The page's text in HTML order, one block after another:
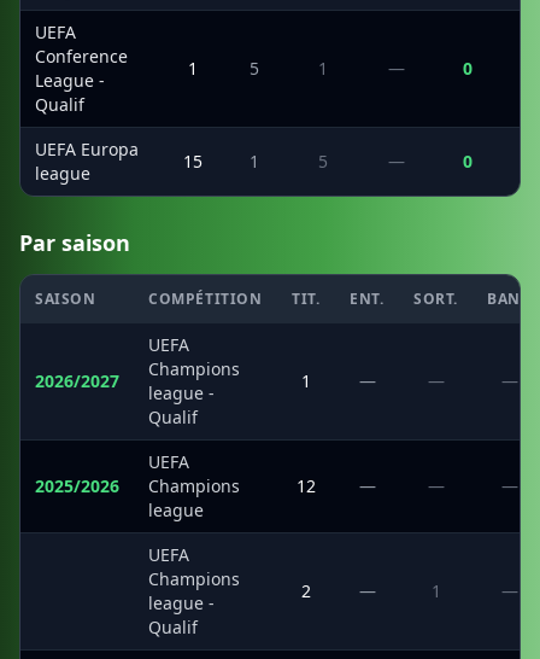
UEFA
Conference
League -
Qualif
1 5 1 — 0
UEFA Europa
league
15 1 5 — 0
Par saison
SAISON COMPÉTITION TIT. ENT. SORT. BANC
2026/2027
UEFA
Champions
league -
Qualif
1 — — —
2025/2026
UEFA
Champions
league
12 — — —
UEFA
Champions
league -
Qualif
2 — 1 —